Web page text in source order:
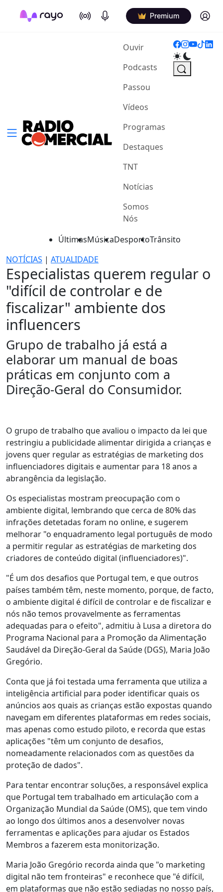
On Air Podcasts Premium Log in
Ouvir(current)
Podcasts
Passou
Vídeos
Programas
Destaques
TNT
Notícias
Somos
Nós
ÚltimasMúsicaDesportoTrânsito
NOTÍCIAS | ATUALIDADE
Especialistas querem regular o
"difícil de controlar e de
fiscalizar" ambiente dos
influencers
Grupo de trabalho já está a
elaborar um manual de boas
práticas em conjunto com a
Direção-Geral do Consumidor.
O grupo de trabalho que avaliou o impacto da lei que
restringiu a publicidade alimentar dirigida a crianças e
jovens quer regular as estratégias de marketing dos
influenciadores digitais e aumentar para 18 anos a
abrangência da legislação.
Os especialistas mostram preocupação com o
ambiente digital, lembrando que cerca de 80% das
infrações detetadas foram no online, e sugerem
melhorar "o enquadramento legal português de modo
a permitir regular as estratégias de marketing dos
criadores de conteúdo digital (influenciadores)".
"É um dos desafios que Portugal tem, e que outros
países também têm, neste momento, porque, de facto,
o ambiente digital é difícil de controlar e de fiscalizar e
nós não temos provavelmente as ferramentas
adequadas para o efeito", admitiu à Lusa a diretora do
Programa Nacional para a Promoção da Alimentação
Saudável da Direção-Geral da Saúde (DGS), Maria João
Gregório.
Conta que já foi testada uma ferramenta que utiliza a
inteligência artificial para poder identificar quais os
anúncios aos quais as crianças estão expostas quando
navegam em diferentes plataformas em redes sociais,
mas apenas como estudo piloto, e recorda que estas
aplicações "têm um conjunto de desafios,
nomeadamente relacionados com as questões da
proteção de dados".
Para tentar encontrar soluções, a responsável explica
que Portugal tem trabalhado em articulação com a
Organização Mundial da Saúde (OMS), que tem vindo
ao longo dos últimos anos a desenvolver novas
ferramentas e aplicações para ajudar os Estados
Membros a fazerem esta monitorização.
Maria João Gregório recorda ainda que "o marketing
digital não tem fronteiras" e reconhece que "é difícil,
em plataformas que não estão sediadas no nosso país,